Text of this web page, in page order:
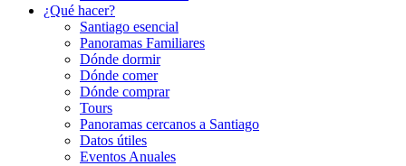
¿Qué hacer?
Santiago esencial
Panoramas Familiares
Dónde dormir
Dónde comer
Dónde comprar
Tours
Panoramas cercanos a Santiago
Datos útiles
Eventos Anuales